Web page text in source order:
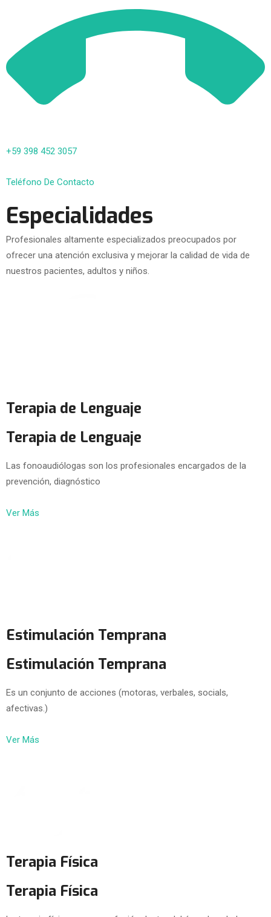
+59 398 452 3057
Teléfono De Contacto
Especialidades
Profesionales altamente especializados preocupados por
ofrecer una atención exclusiva y mejorar la calidad de vida de
nuestros pacientes, adultos y niños.
Terapia de Lenguaje
Terapia de Lenguaje
Las fonoaudiólogas son los profesionales encargados de la
prevención, diagnóstico
Ver Más
Estimulación Temprana
Estimulación Temprana
Es un conjunto de acciones (motoras, verbales, socials,
afectivas.)
Ver Más
Terapia Física
Terapia Física